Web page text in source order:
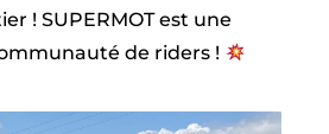
! SUPERMOT est une
de riders !